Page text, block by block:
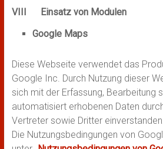
VIII Einsatz von Modulen
Google Maps
Diese Webseite verwendet das
Google Inc. Durch Nutzung dieser
sich mit der Erfassung, Bearbeitung
automatisiert erhobenen Daten
Vertreter sowie Dritter
Die Nutzungsbedingungen von